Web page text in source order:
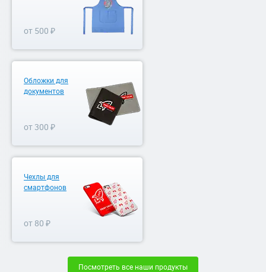
от 500 ₽
Обложки для
документов
от 300 ₽
Чехлы для
смартфонов
от 80 ₽
Посмотреть все наши продукты